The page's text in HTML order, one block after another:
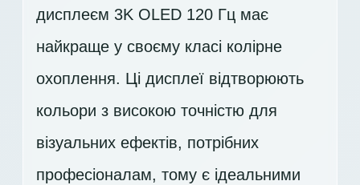
дисплеєм 3K OLED 120 Гц має
найкраще у своєму класі колірне
охоплення. Ці дисплеї відтворюють
кольори з високою точністю для
візуальних ефектів, потрібних
професіоналам, тому є ідеальними